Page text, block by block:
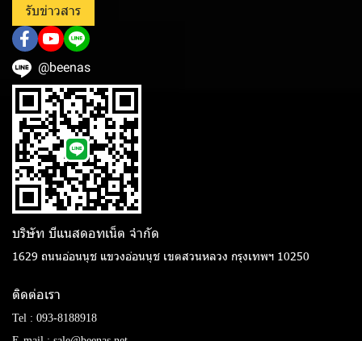
รับข่าวสาร
@beenas
บริษัท บีแนสดอทเน็ต จํากัด
1629 ถนนอ่อนนุช แขวงอ่อนนุช เขตสวนหลวง กรุงเทพฯ 10250
ติดต่อเรา
Tel : 093-8188918